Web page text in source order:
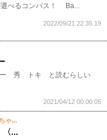
べるコンパス！ Ba...
2022/09/21 22:35:19
ー 秀 トキ と読むらしい
2021/04/12 00:00:05
ゃ...
〈...